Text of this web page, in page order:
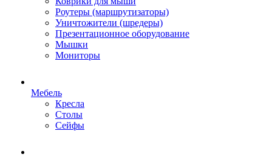
Роутеры (маршрутизаторы)
Уничтожители (шредеры)
Презентационное оборудование
Мышки
Мониторы
Мебель
Кресла
Столы
Сейфы